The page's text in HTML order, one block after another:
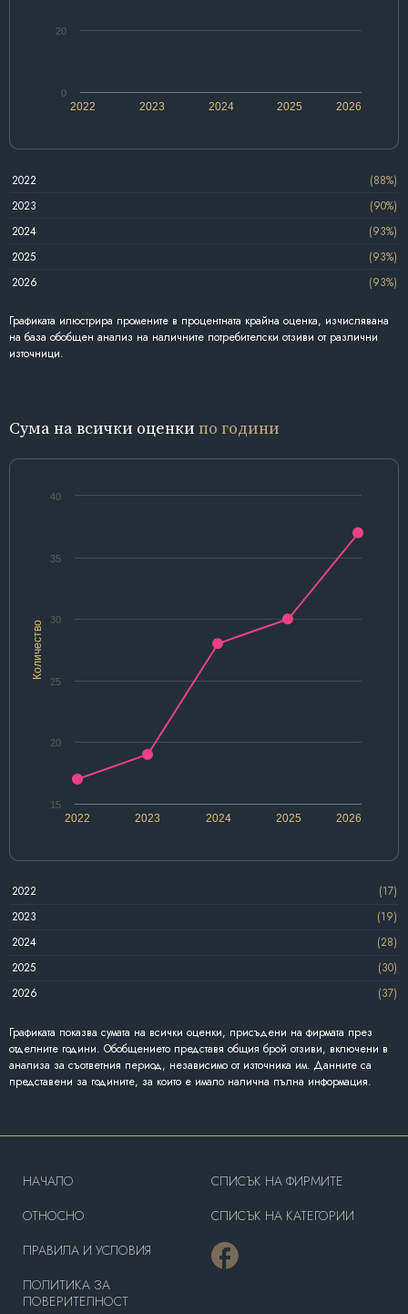
2022 2024 2026
2023 2025
0
20
2022
(88%)
2023
(90%)
2024
(93%)
2025
(93%)
2026
(93%)
Графиката илюстрира промените в процентната крайна оценка, изчислявана
на база обобщен анализ на наличните потребителски отзиви от различни
източници.
Сума на всички оценки по години
Количество
2022 2024 2026
2023 2025
15
20
25
30
35
40
2022
(17)
2023
(19)
2024
(28)
2025
(30)
2026
(37)
Графиката показва сумата на всички оценки, присъдени на фирмата през
отделните години. Обобщението представя общия брой отзиви, включени в
анализа за съответния период, независимо от източника им. Данните са
представени за годините, за които е имало налична пълна информация.
HAЧАЛО
OТНОСНО
ПРАВИЛА И УСЛОВИЯ
ПОЛИТИКА ЗА
ПОВЕРИТЕЛНОСТ
СПИСЪК НА ФИРМИТЕ
СПИСЪК НА КАТЕГОРИИ